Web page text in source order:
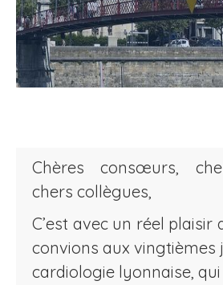
Chères consœurs,
chers collègues,
C’est avec un réel plaisir
convions aux vingtièmes
cardiologie lyonnaise,